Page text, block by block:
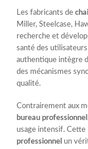
Les fabricants de
Miller, Steelcase,
recherche et
santé des
authentique intègre
des mécanismes
qualité.
Contrairement aux
bureau professionnel
usage intensif.
professionnel un